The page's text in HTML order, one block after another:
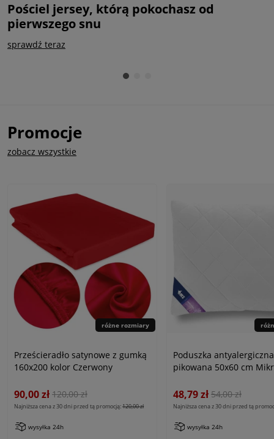
Pościel jersey, którą pokochasz od
pierwszego snu
sprawdź teraz
Promocje
zobacz wszystkie
różne rozmiary
Prześcieradło satynowe z gumką
160x200 kolor Czerwony
90,00 zł 120,00 zł
Najniższa cena z 30 dni przed tą promocją:120,00 zł
wysyłka 24h
Poduszka antyalergiczna
pikowana 50x60 cm
48,79 zł 54,00 zł
Najniższa cena z 30 dni przed tą
wysyłka 24h